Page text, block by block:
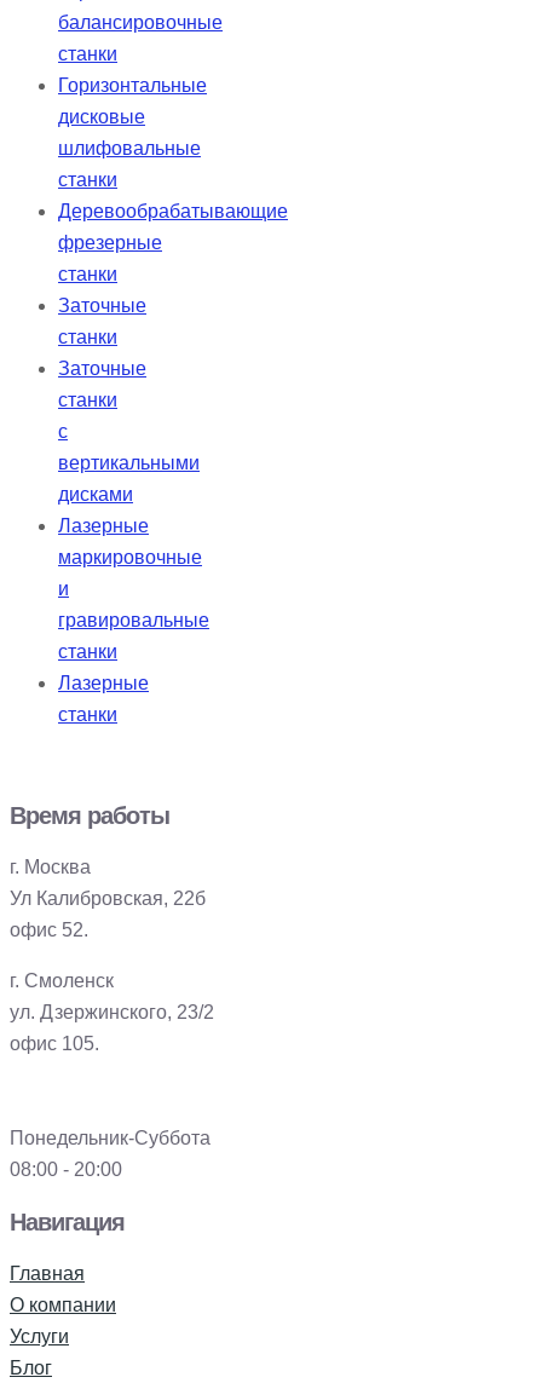
балансировочные
станки
Горизонтальные
дисковые
шлифовальные
станки
Деревообрабатывающие
фрезерные
станки
Заточные
станки
Заточные
станки
с
вертикальными
дисками
Лазерные
маркировочные
и
гравировальные
станки
Лазерные
станки
Время работы
г. Москва
Ул Калибровская, 22б
офис 52.
г. Смоленск
ул. Дзержинского, 23/2
офис 105.
Понедельник-Суббота
08:00 - 20:00
Навигация
Главная
О компании
Услуги
Блог